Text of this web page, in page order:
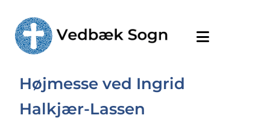
Højmesse ved Ingrid
Halkjær-Lassen